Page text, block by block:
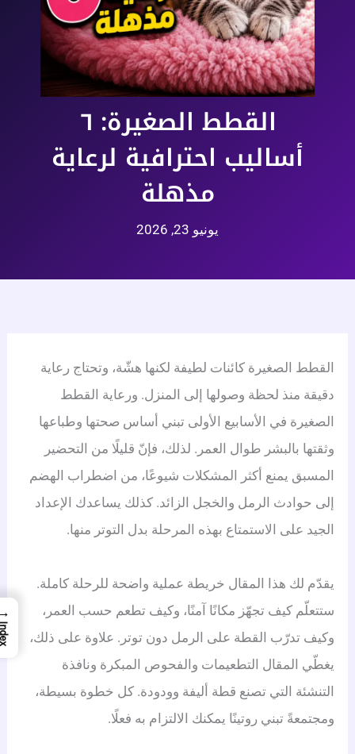
القطط الصغيرة: ٦
أساليب احترافية لرعاية
مذهلة
يونيو 23, 2026
القطط الصغيرة كائنات لطيفة لكنها هشّة، وتحتاج رعاية
دقيقة منذ لحظة وصولها إلى المنزل. ورعاية القطط
الصغيرة في الأسابيع الأولى تبني أساس صحتها وطباعها
وثقتها بالبشر طوال العمر. لذلك، فإنّ قليلًا من التحضير
المسبق يمنع أكثر المشكلات شيوعًا، من اضطراب الهضم
إلى حوادث الرمل والخجل الزائد. كذلك يساعدك الإعداد
الجيد على الاستمتاع بهذه المرحلة بدل التوتر منها.
يقدّم لك هذا المقال خريطة عملية واضحة للرحلة كاملة.
ستتعلّم كيف تجهّز مكانًا آمنًا، وكيف تطعم حسب العمر،
وكيف تدرّب القطة على الرمل دون توتر. علاوة على ذلك،
يغطّي المقال التطعيمات والفحوص المبكرة ونافذة
التنشئة التي تصنع قطة أليفة وودودة. كل خطوة بسيطة،
ومجتمعةً تبني روتينًا يمكنك الالتزام به فعلًا.